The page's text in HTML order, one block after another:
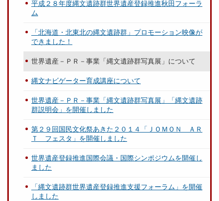
平成２８年度縄文遺跡群世界遺産登録推進秋田フォーラ
ム
「北海道・北東北の縄文遺跡群」プロモーション映像が
できました！
世界遺産－ＰＲ－事業「縄文遺跡群写真展」について
縄文ナビゲーター育成講座について
世界遺産－ＰＲ－事業「縄文遺跡群写真展」「縄文遺跡
群説明会」を開催しました
第２９回国民文化祭あきた２０１４「ＪＯＭＯＮ ＡＲ
Ｔ フェスタ」を開催しました
世界遺産登録推進国際会議・国際シンポジウムを開催し
ました
「縄文遺跡群世界遺産登録推進支援フォーラム」を開催
しました